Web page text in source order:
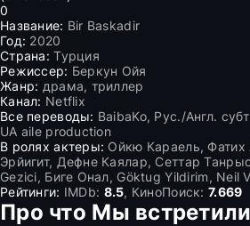
0
Название: Bir Baskadir
Год: 2020
Страна: Турция
Режиссер: Беркун Ойя
Жанр: драма, триллер
Канал: Netflix
Все переводы: BaibaKo, Рус./Англ.
UA aile production
В ролях актеры: Ойкю Караель, Фатих
Эрйигит, Дефне Каялар, Сеттар
Gezici, Биге Онал, Göktug Yildirim, Neil
Рейтинги: IMDb: 8.5, КиноПоиск: 7.669
Про что Мы